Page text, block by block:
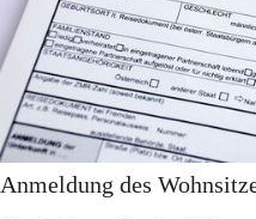
Anmeldung des